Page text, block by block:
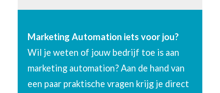
Marketing Automation iets voor jou?
Wil je weten of jouw bedrijf toe is aan
marketing automation? Aan de hand van
een paar praktische vragen krijg je direct